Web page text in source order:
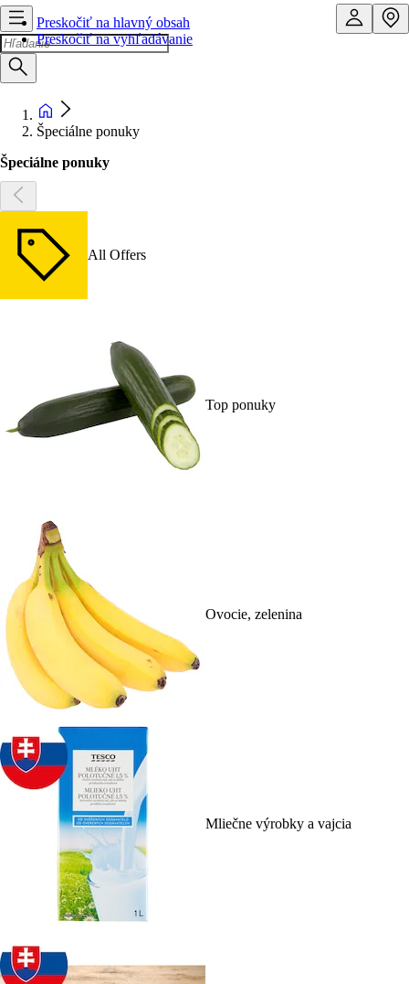
Preskočiť na hlavný obsah
Preskočiť na vyhľadávanie
Špeciálne ponuky
Špeciálne ponuky
All Offers
Top ponuky
Ovocie, zelenina
Mliečne výrobky a vajcia